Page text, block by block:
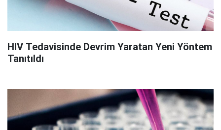
HIV Tedavisinde Devrim Yaratan Yeni Yöntem
Tanıtıldı